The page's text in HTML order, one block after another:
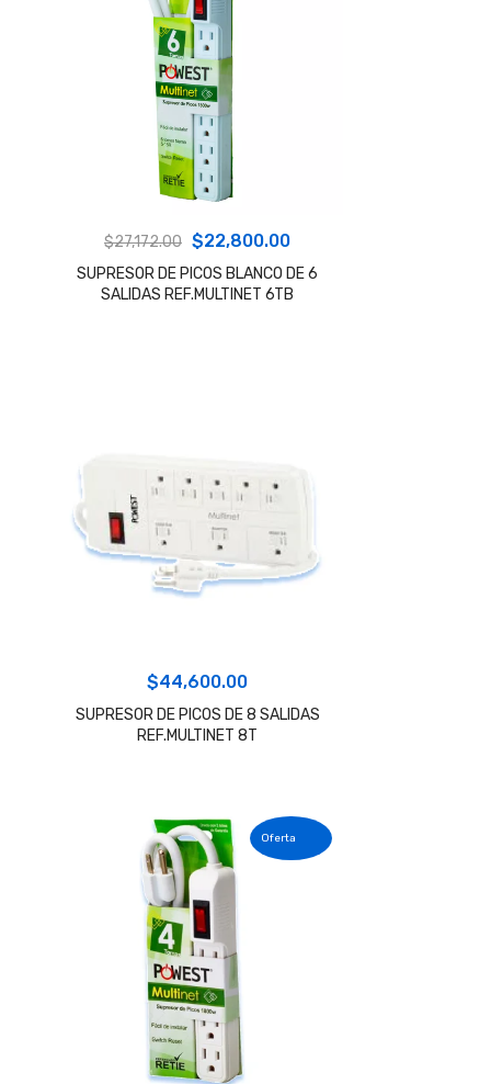
$27,172.00 El
precio
original
$22,800.00El
precio
actual
SUPRESOR DE PICOS BLANCO DE 6
SALIDAS REF.MULTINET 6TB
$44,600.00
SUPRESOR DE PICOS DE 8 SALIDAS
REF.MULTINET 8T